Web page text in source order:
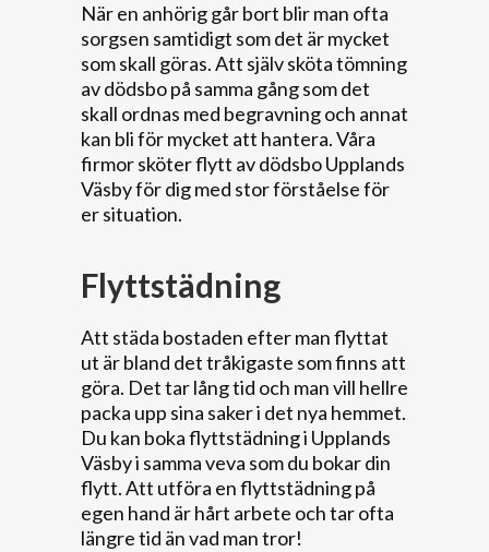
När en anhörig går bort blir man ofta
sorgsen samtidigt som det är mycket
som skall göras. Att själv sköta tömning
av dödsbo på samma gång som det
skall ordnas med begravning och annat
kan bli för mycket att hantera. Våra
firmor sköter flytt av dödsbo Upplands
Väsby för dig med stor förståelse för
er situation.
Flyttstädning
Att städa bostaden efter man flyttat
ut är bland det tråkigaste som finns att
göra. Det tar lång tid och man vill hellre
packa upp sina saker i det nya hemmet.
Du kan boka flyttstädning i Upplands
Väsby i samma veva som du bokar din
flytt. Att utföra en flyttstädning på
egen hand är hårt arbete och tar ofta
längre tid än vad man tror!